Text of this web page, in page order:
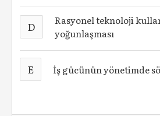
D
Rasyonel teknoloji
yoğunlaşması
E İş gücünün yönetimde